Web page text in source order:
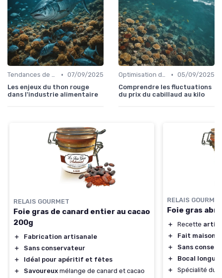
Tendances de consommation • 07/09/2025
Les enjeux du thon rouge
dans l'industrie alimentaire
Optimisation des coûts • 05/09/2025
Comprendre les fluctuations
du prix du cabillaud au kilo
RELAIS GOURMET
Foie gras de canard entier au cacao
200g
＋
Fabrication artisanale
＋
Sans conservateur
＋
Idéal pour apéritif et fêtes
＋
Savoureux mélange de canard et cacao
RELAIS
Foie gras
＋ Recette
＋
Fait maison
＋
Sans
＋
Bocal
＋
Spécialité du